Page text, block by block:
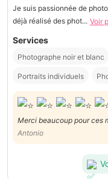
Je suis passionnée de
déjà réalisé des phot... Voir
Services
Photographe noir et blanc
Portraits individuels
Merci beaucoup pour ces
qui sait capturer les
professionnelle, et un excellent
Antonio